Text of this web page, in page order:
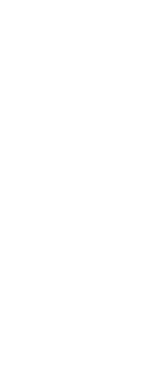
名
播种
批示
育
察工作会议精
大练
督条例宣新高潮
设提出三点建议
做好企业年检
档提速
权益的重庆代办公司感谢信
类监管平台
衔接